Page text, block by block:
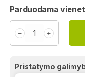
Parduodama
﹣ ﹢
Pristatymo